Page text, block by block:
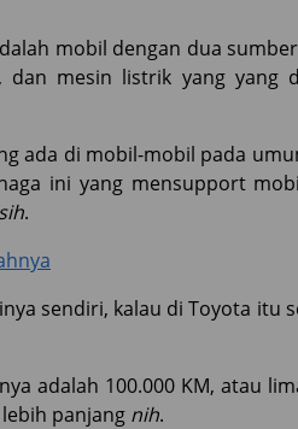
mobil dengan dua
dan mesin listrik yang yang
ada di mobil-mobil pada
ini yang mensupport
sih.
sendiri, kalau di Toyota itu
adalah 100.000 KM, atau
panjang nih.